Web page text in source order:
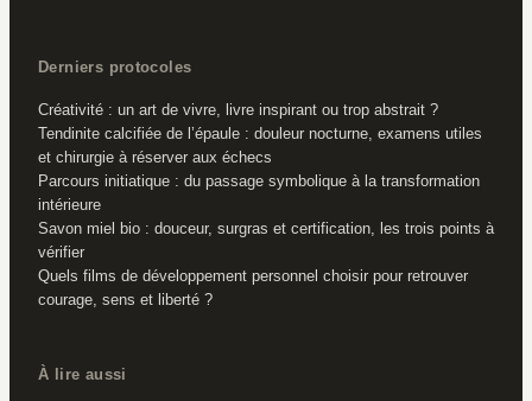
Derniers protocoles
Créativité : un art de vivre, livre inspirant ou trop abstrait ?
Tendinite calcifiée de l’épaule : douleur nocturne, examens utiles
et chirurgie à réserver aux échecs
Parcours initiatique : du passage symbolique à la transformation
intérieure
Savon miel bio : douceur, surgras et certification, les trois points à
vérifier
Quels films de développement personnel choisir pour retrouver
courage, sens et liberté ?
À lire aussi